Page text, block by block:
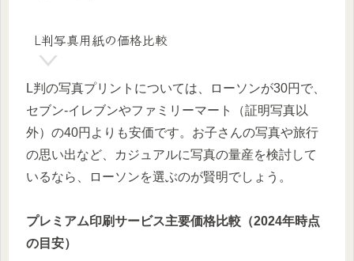
L判写真用紙の価格比較
L判の写真プリントについては、ローソンが30円で、
セブン-イレブンやファミリーマート（証明写真以
外）の40円よりも安価です。お子さんの写真や旅行
の思い出など、カジュアルに写真の量産を検討して
いるなら、ローソンを選ぶのが賢明でしょう。
プレミアム印刷サービス主要価格比較（2024年時点
の目安）